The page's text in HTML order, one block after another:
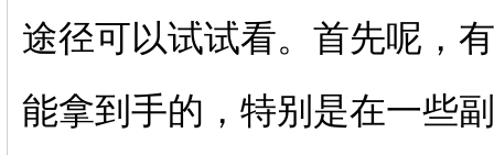
途径可以试试看。首先呢，
能拿到手的，特别是在一些